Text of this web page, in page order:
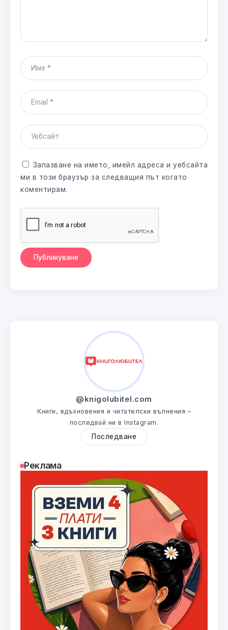
Запазване на името, имейл адреса и уебсайта
ми в този браузър за следващия път когато
коментирам.
@knigolubitel.com
Книги, вдъхновения и читателски вълнения –
последвай ни в Instagram.
Последване
Реклама